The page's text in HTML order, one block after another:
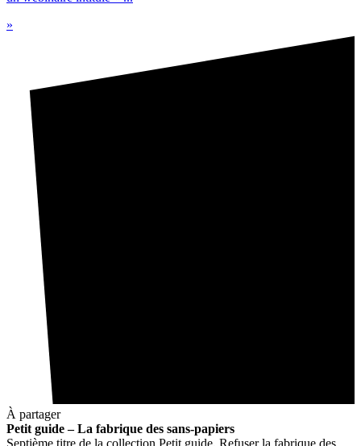
»
À partager
Petit guide – La fabrique des sans-papiers